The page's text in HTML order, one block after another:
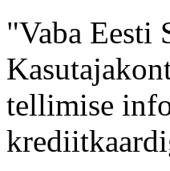
"Vaba Eesti
tellimise